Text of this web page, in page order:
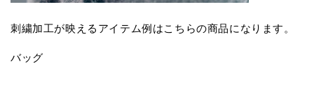
刺繍加工が映えるアイテム例はこちらの商品になります。
バッグ